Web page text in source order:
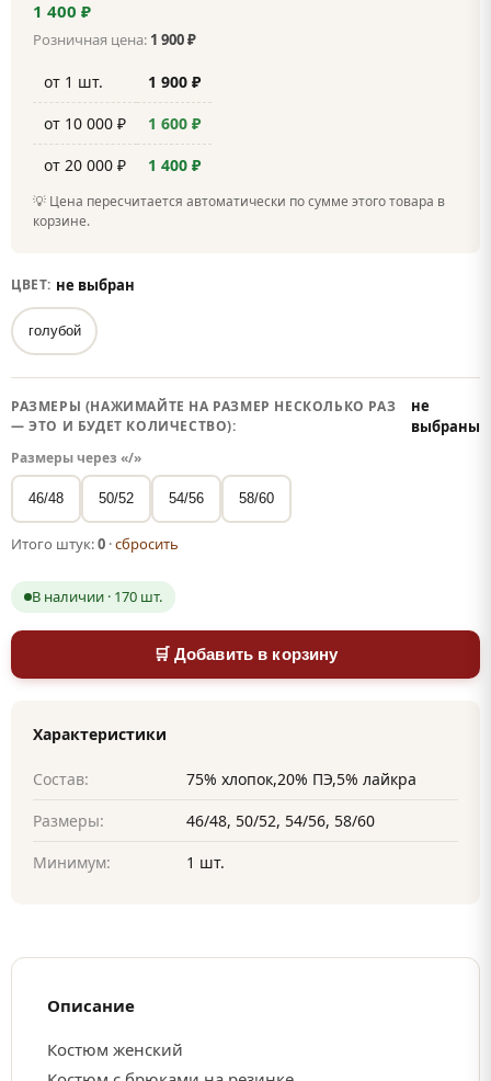
1 400 ₽
Розничная цена: 1 900 ₽
от 1 шт.
1 900 ₽
от 10 000 ₽
1 600 ₽
от 20 000 ₽
1 400 ₽
💡 Цена пересчитается автоматически по сумме этого товара в
корзине.
ЦВЕТ: не выбран
голубой
РАЗМЕРЫ (НАЖИМАЙТЕ НА РАЗМЕР НЕСКОЛЬКО РАЗ
— ЭТО И БУДЕТ КОЛИЧЕСТВО):
не
выбраны
Размеры через «/»
46/48 50/52 54/56 58/60
Итого штук:0 ·сбросить
В наличии · 170 шт.
🛒 Добавить в корзину
Характеристики
Состав:
75% хлопок,20% ПЭ,5% лайкра
Размеры:
46/48, 50/52, 54/56, 58/60
Минимум:
1 шт.
Описание
Костюм женский